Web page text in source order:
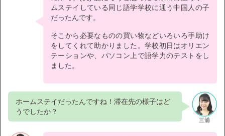
ムステイしている同じ語学学校に通う中国人の子
だったんです。
そこから必要なものの買い物などいろいろ手助け
をしてくれて助かりました。学校初日はオリエン
テーションや、パソコン上で語学力のテストをし
ました。
三浦
ホームステイだったんですね！滞在先の様子はど
うでしたか？